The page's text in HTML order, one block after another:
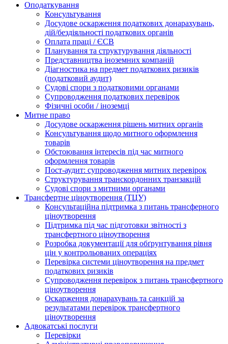
Оподаткування
Консультування
Досудове оскарження податкових донарахувань,
дій/бездіяльності податкових органів
Оплата праці / ЄСВ
Планування та структурування діяльності
Представництва іноземних компаній
Діагностика на предмет податкових ризиків
(податковий аудит)
Судові спори з податковими органами
Супроводження податкових перевірок
Фізичні особи / іноземці
Митне право
Досудове оскарження рішень митних органів
Консультування щодо митного оформлення
товарів
Обстоювання інтересів під час митного
оформлення товарів
Пост-аудит: супроводження митних перевірок
Структурування транскордонних транзакцій
Судові спори з митними органами
Трансфертне ціноутворення (ТЦУ)
Консультаційна підтримка з питань трансферного
ціноутворення
Підтримка під час підготовки звітності з
трансфертного ціноутворення
Розробка документації для обґрунтування рівня
цін у контрольованих операціях
Перевірка системи ціноутворення на предмет
податкових ризиків
Супроводження перевірок з питань трансфертного
ціноутворення
Оскарження донарахувань та санкцій за
результатами перевірок трансфертного
ціноутворення
Адвокатські послуги
Перевірки